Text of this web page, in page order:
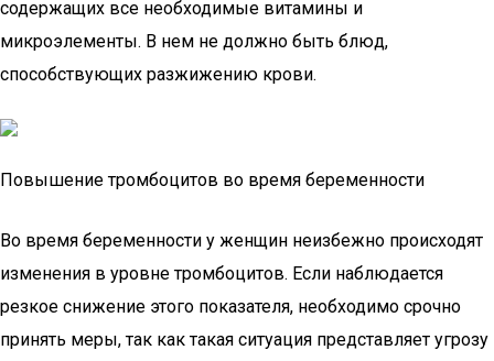
содержащих все необходимые витамины и
микроэлементы. В нем не должно быть блюд,
способствующих разжижению крови.
Повышение тромбоцитов во время беременности
Во время беременности у женщин неизбежно происходят
изменения в уровне тромбоцитов. Если наблюдается
резкое снижение этого показателя, необходимо срочно
принять меры, так как такая ситуация представляет угрозу